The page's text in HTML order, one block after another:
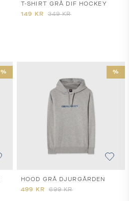
T-SHIRT GRÅ DIF HOCKEY
149 KR 349 KR
% %
HOOD GRÅ DJURGÅRDEN
499 KR 699 KR